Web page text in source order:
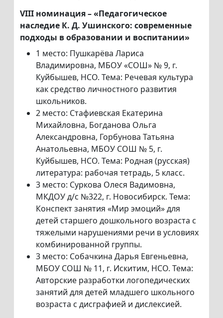
VIII номинация – «Педагогическое
наследие К. Д. Ушинского: современные
подходы в образовании и воспитании»
1 место: Пушкарёва Лариса
Владимировна, МБОУ «СОШ» № 9, г.
Куйбышев, НСО. Тема: Речевая культура
как средство личностного развития
школьников.
2 место: Стафиевская Екатерина
Михайловна, Богданова Ольга
Александровна, Горбунова Татьяна
Анатольевна, МБОУ СОШ № 5, г.
Куйбышев, НСО. Тема: Родная (русская)
литература: рабочая тетрадь, 5 класс.
3 место: Суркова Олеся Вадимовна,
МКДОУ д/с №322, г. Новосибирск. Тема:
Конспект занятия «Мир эмоций» для
детей старшего дошкольного возраста с
тяжелыми нарушениями речи в условиях
комбинированной группы.
3 место: Собачкина Дарья Евгеньевна,
МБОУ СОШ № 11, г. Искитим, НСО. Тема:
Авторские разработки логопедических
занятий для детей младшего школьного
возраста с дисграфией и дислексией.